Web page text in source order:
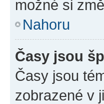
možné si
Nahoru
Časy jsou
Časy jsou
zobrazené v